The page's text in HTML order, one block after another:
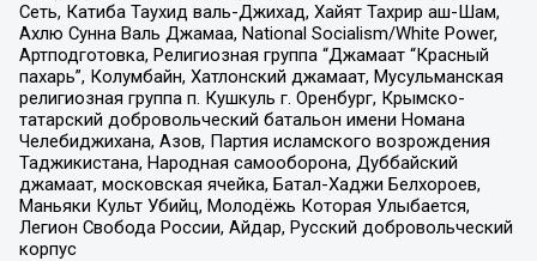
Сеть, Катиба Таухид валь-Джихад, Хайят Тахрир аш-Шам,
Ахлю Сунна Валь Джамаа, National Socialism/White Power,
Артподготовка, Религиозная группа “Джамаат “Красный
пахарь”, Колумбайн, Хатлонский джамаат, Мусульманская
религиозная группа п. Кушкуль г. Оренбург, Крымско-
татарский добровольческий батальон имени Номана
Челебиджихана, Азов, Партия исламского возрождения
Таджикистана, Народная самооборона, Дуббайский
джамаат, московская ячейка, Батал-Хаджи Белхороев,
Маньяки Культ Убийц, Молодёжь Которая Улыбается,
Легион Свобода России, Айдар, Русский добровольческий
корпус